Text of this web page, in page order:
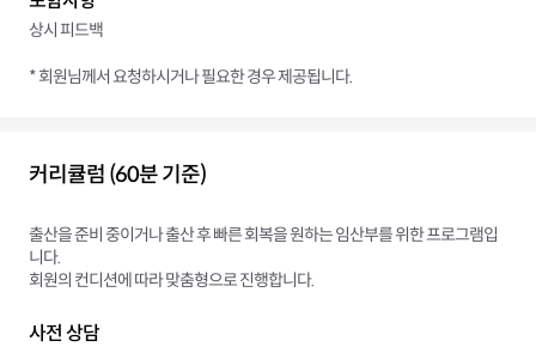
상시 피드백
* 회원님께서 요청하시거나 필요한 경우 제공됩니다.
커리큘럼 (60분 기준)
출산을 준비 중이거나 출산 후 빠른 회복을 원하는 임산부를 위한 프로그램입
니다.
회원의 컨디션에 따라 맞춤형으로 진행합니다.
사전 상담